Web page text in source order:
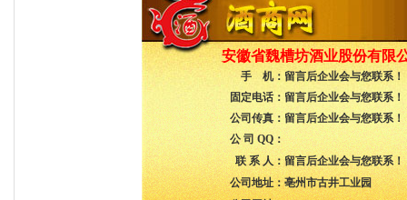
安徽省魏槽坊酒业股份有限
手 机： 留言后企业会与您联系！
固定电话： 留言后企业会与您联系！
公司传真： 留言后企业会与您联系！
公 司 QQ：
联 系 人：留言后企业会与您联系！
公司地址：亳州市古井工业园